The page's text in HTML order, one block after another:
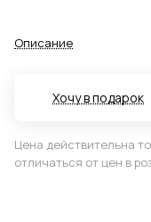
Описание
Хочу в подарок
Цена действительна
отличаться от цен в